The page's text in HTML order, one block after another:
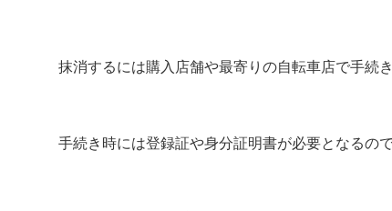
抹消するには購入店舗や最寄りの自転車店で手続
手続き時には登録証や身分証明書が必要となるの